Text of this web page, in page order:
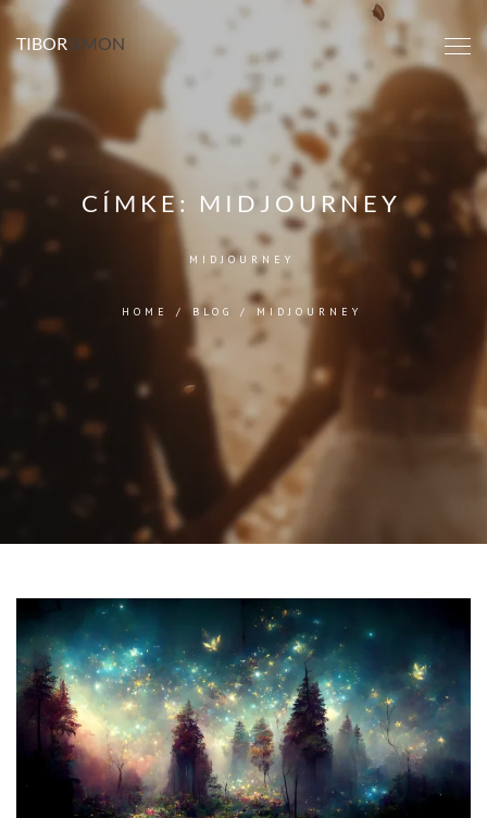
TIBORSIMON
CÍMKE: MIDJOURNEY
MIDJOURNEY
HOME / BLOG / MIDJOURNEY